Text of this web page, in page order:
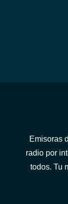
Emisoras
radio por
todos. Tu